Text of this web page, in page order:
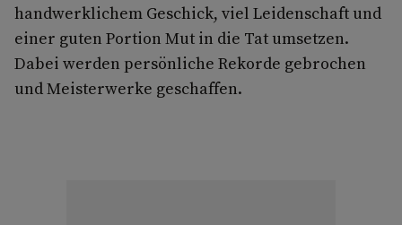
handwerklichem Geschick, viel Leidenschaft und
einer guten Portion Mut in die Tat umsetzen.
Dabei werden persönliche Rekorde gebrochen
und Meisterwerke geschaffen.